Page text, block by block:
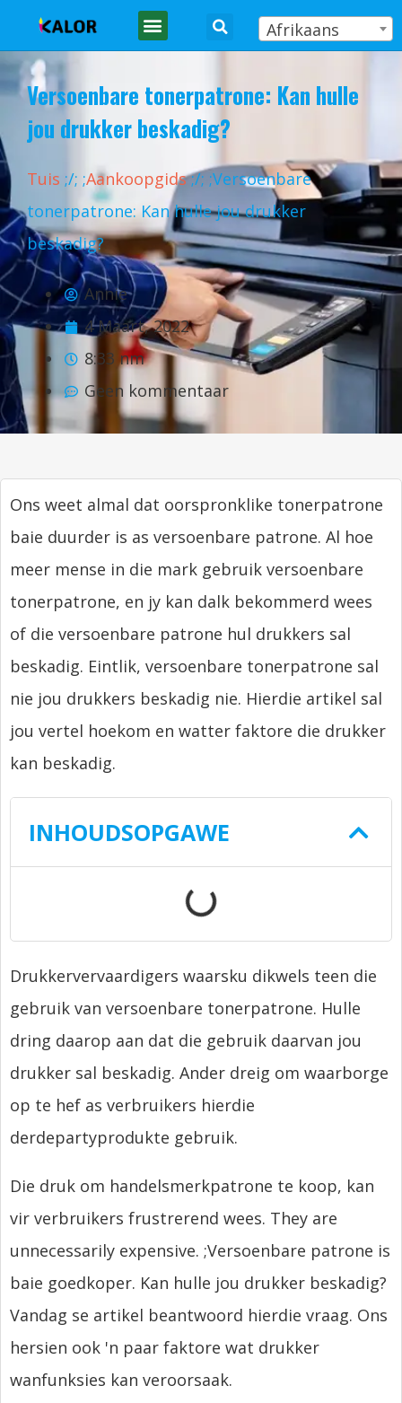
Afrikaans
Versoenbare tonerpatrone: Kan hulle
jou drukker beskadig?
Tuis ;/; ;Aankoopgids ;/; ;Versoenbare
tonerpatrone: Kan hulle jou drukker
beskadig?
Annie
4 Maart, 2022
8:33 nm
Geen kommentaar
Ons weet almal dat oorspronklike tonerpatrone
baie duurder is as versoenbare patrone. Al hoe
meer mense in die mark gebruik versoenbare
tonerpatrone, en jy kan dalk bekommerd wees
of die versoenbare patrone hul drukkers sal
beskadig. Eintlik, versoenbare tonerpatrone sal
nie jou drukkers beskadig nie. Hierdie artikel sal
jou vertel hoekom en watter faktore die drukker
kan beskadig.
INHOUDSOPGAWE
Drukkervervaardigers waarsku dikwels teen die
gebruik van versoenbare tonerpatrone. Hulle
dring daarop aan dat die gebruik daarvan jou
drukker sal beskadig. Ander dreig om waarborge
op te hef as verbruikers hierdie
derdepartyprodukte gebruik.
Die druk om handelsmerkpatrone te koop, kan
vir verbruikers frustrerend wees. They are
unnecessarily expensive. ;Versoenbare patrone is
baie goedkoper. Kan hulle jou drukker beskadig?
Vandag se artikel beantwoord hierdie vraag. Ons
hersien ook 'n paar faktore wat drukker
wanfunksies kan veroorsaak.